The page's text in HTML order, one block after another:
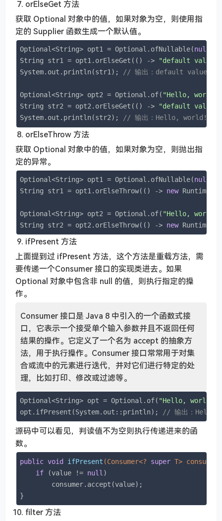
orElseGet 方法
获取 Optional 对象中的值，如果对象为空，则使用指
定的 Supplier 函数生成一个默认值。
Optional<String> opt1 = Optional.ofNullable(null
String str1 = opt1.orElseGet(() ->
"default value"
System.out.println(str1);
// 输出：default value
Optional<String> opt2 = Optional.of( "Hello, world!"
String str2 = opt2.orElseGet(() ->
"default value"
System.out.println(str2);
// 输出：Hello, world!
orElseThrow 方法
获取 Optional 对象中的值，如果对象为空，则抛出指
定的异常。
Optional<String> opt1 = Optional.ofNullable(null
String str1 = opt1.orElseThrow(() -> new
Optional<String> opt2 = Optional.of( "Hello, world!"
String str2 = opt2.orElseThrow(() -> new
ifPresent 方法
上面提到过 ifPresent 方法，这个方法是重载方法，需
要传递一个Consumer 接口的实现类进去。如果
Optional 对象中包含非 null 的值，则执行指定的操
作。
Consumer 接口是 Java 8 中引入的一个函数式接
口，它表示一个接受单个输入参数并且不返回任何
结果的操作。它定义了一个名为 accept 的抽象方
法，用于执行操作。Consumer 接口常常用于对集
合或流中的元素进行迭代，并对它们进行特定的处
理，比如打印、修改或过滤等。
Optional<String> opt = Optional.of( "Hello, world!"
opt.ifPresent(System.out::println);
// 输出：
源码中可以看见，判读值不为空则执行传递进来的函
数。
public void ifPresent (Consumer<? super T> consumer)
if (value != null )
        consumer.accept(value);
}
filter 方法